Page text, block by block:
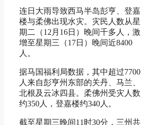
连日大雨导致西马半岛彭亨、登嘉
楼与柔佛出现水灾。灾民人数从星
期二（12月16日）晚间千多人，激
增至星期三（17日）晚间近8400
人。
据马国福利局数据，其中超过7700
人来自彭亨州东部的关丹、马兰、
北根及云冰四县。柔佛州受灾人数
约350人，登嘉楼约340人。
截至星期三晚间11时30分，三州共